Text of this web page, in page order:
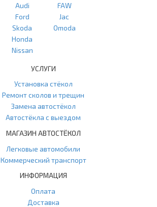
Audi
Ford
Skoda
Honda
Nissan
FAW
Jac
Omoda
УСЛУГИ
Установка стёкол
Ремонт сколов и трещин
Замена автостёкол
Автостёкла с выездом
МАГАЗИН АВТОСТЁКОЛ
Легковые автомобили
Коммерческий транспорт
ИНФОРМАЦИЯ
Оплата
Доставка